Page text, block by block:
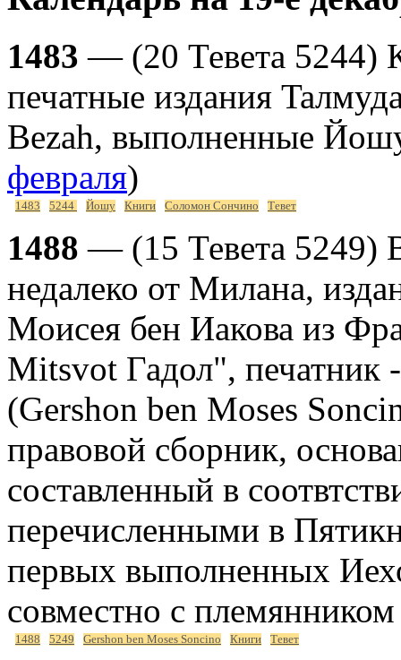
1483 — (20 Тевета 5244)
печатные издания
Bezah, выполненные
февраля)
1483 5244 Йошу Книги Соломон Сончино Тевет
1488 — (15 Тевета 5249)
недалеко от Милана,
Моисея бен Иакова из
Mitsvot Гадол",
(Gershon ben Moses
правовой сборник,
составленный в
перечисленными в
первых выполненных
совместно с
1488 5249 Gershon ben Moses Soncino Книги Тевет